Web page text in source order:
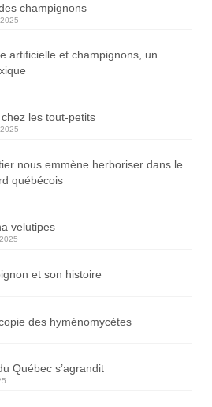
champignons
artificielle et champignons, un
les tout-petits
nous emmène herboriser dans le
québécois
velutipes
et son histoire
des hyménomycètes
Québec s’agrandit